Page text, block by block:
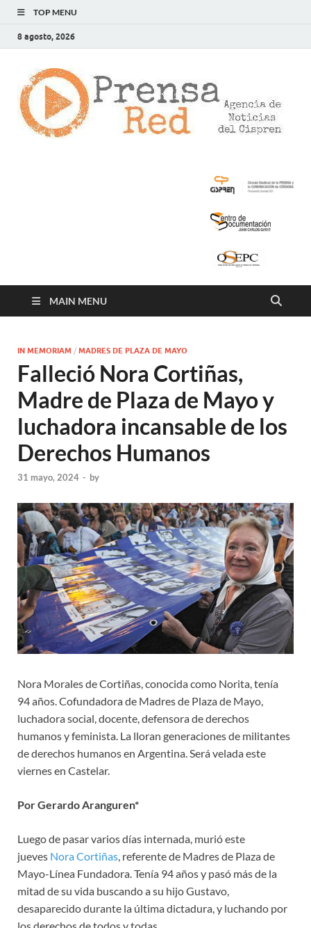
TOP MENU
8 agosto, 2026
MAIN MENU
IN MEMORIAM / MADRES DE PLAZA DE MAYO
Falleció Nora Cortiñas,
Madre de Plaza de Mayo y
luchadora incansable de los
Derechos Humanos
31 mayo, 2024 - by
Nora Morales de Cortiñas, conocida como Norita, tenía
94 años. Cofundadora de Madres de Plaza de Mayo,
luchadora social, docente, defensora de derechos
humanos y feminista. La lloran generaciones de militantes
de derechos humanos en Argentina. Será velada este
viernes en Castelar.
Por Gerardo Aranguren*
Luego de pasar varios días internada, murió este
jueves Nora Cortiñas, referente de Madres de Plaza de
Mayo-Línea Fundadora. Tenía 94 años y pasó más de la
mitad de su vida buscando a su hijo Gustavo,
desaparecido durante la última dictadura, y luchando por